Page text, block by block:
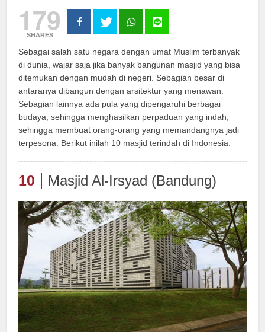
179
SHARES
Sebagai salah satu negara dengan umat Muslim terbanyak
di dunia, wajar saja jika banyak bangunan masjid yang bisa
ditemukan dengan mudah di negeri. Sebagian besar di
antaranya dibangun dengan arsitektur yang menawan.
Sebagian lainnya ada pula yang dipengaruhi berbagai
budaya, sehingga menghasilkan perpaduan yang indah,
sehingga membuat orang-orang yang memandangnya jadi
terpesona. Berikut inilah 10 masjid terindah di Indonesia.
10 Masjid Al-Irsyad (Bandung)